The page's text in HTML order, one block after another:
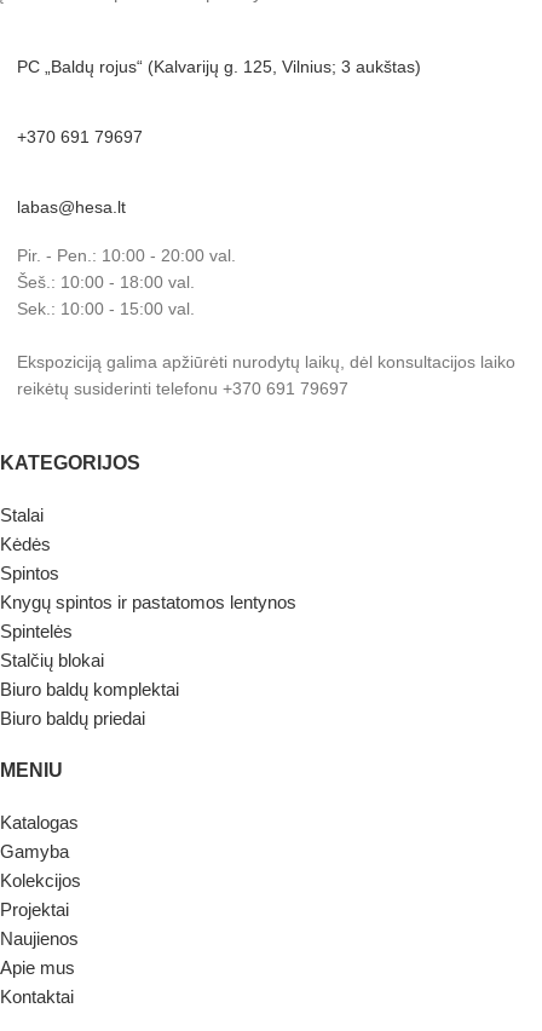
PC „Baldų rojus“ (Kalvarijų g. 125, Vilnius; 3 aukštas)
+370 691 79697
labas@hesa.lt
Pir. - Pen.: 10:00 - 20:00 val.
Šeš.: 10:00 - 18:00 val.
Sek.: 10:00 - 15:00 val.
Ekspoziciją galima apžiūrėti nurodytų laikų, dėl konsultacijos laiko
reikėtų susiderinti telefonu +370 691 79697
KATEGORIJOS
Stalai
Kėdės
Spintos
Knygų spintos ir pastatomos lentynos
Spintelės
Stalčių blokai
Biuro baldų komplektai
Biuro baldų priedai
MENIU
Katalogas
Gamyba
Kolekcijos
Projektai
Naujienos
Apie mus
Kontaktai